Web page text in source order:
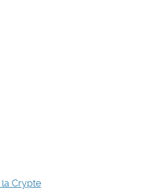
Crypte